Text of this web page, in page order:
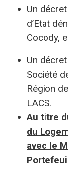
Un
d’Etat
Cocody,
Un
Société
Région
LACS.
Au titre
du
avec le